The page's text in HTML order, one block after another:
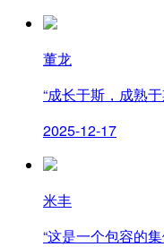
服务范围
客户心声
董龙
“成长于斯，成熟
2025-12-17
米丰
“这是一个包容的